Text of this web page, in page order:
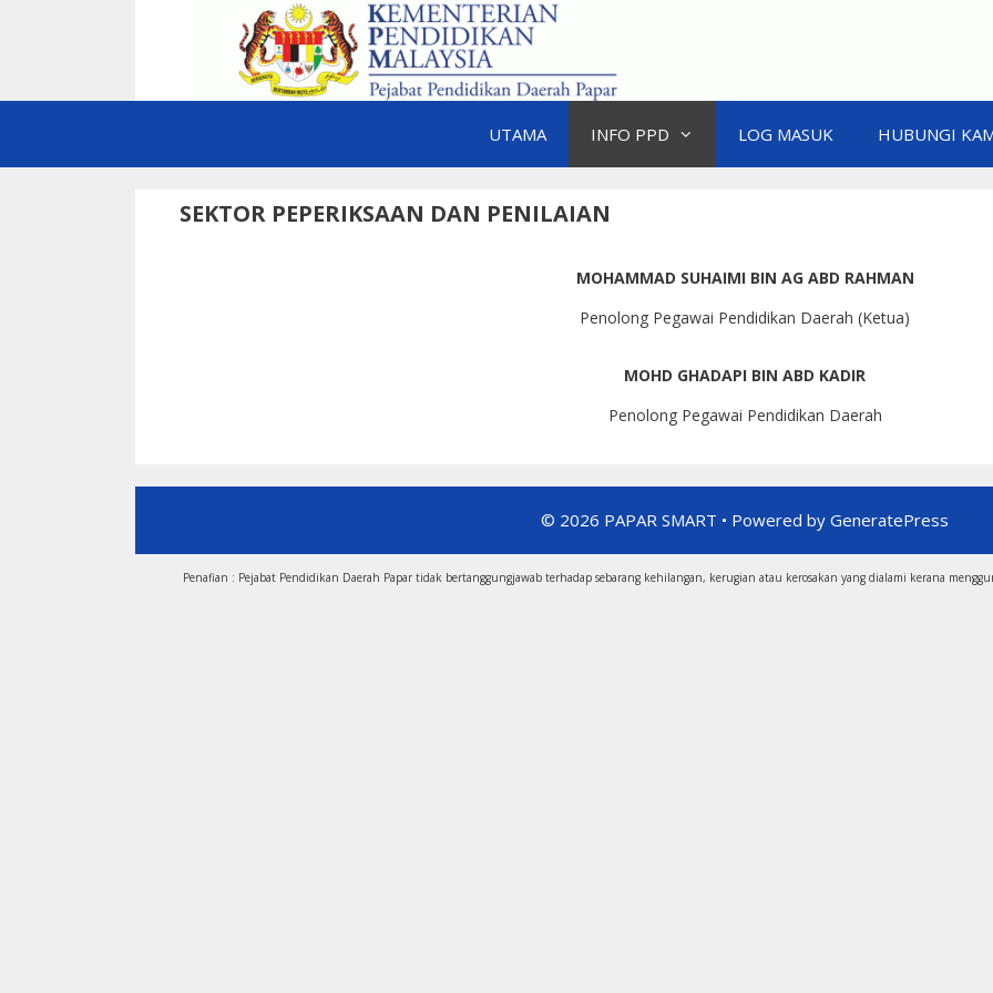
UTAMA INFO PPD LOG MASUK HUBUNGI
SEKTOR PEPERIKSAAN DAN PENILAIAN
MOHAMMAD SUHAIMI BIN AG ABD RAHMAN
Penolong Pegawai Pendidikan Daerah (Ketua)
MOHD GHADAPI BIN ABD KADIR
Penolong Pegawai Pendidikan Daerah
© 2026 PAPAR SMART • Powered by GeneratePress
Penafian : Pejabat Pendidikan Daerah Papar tidak bertanggungjawab terhadap sebarang kehilangan, kerugian atau kerosakan yang dialami kerana